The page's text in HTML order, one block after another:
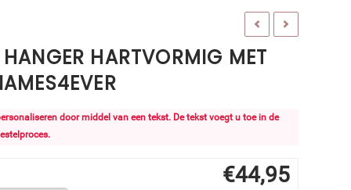
HARTVORMIG MET
door middel van een tekst. De tekst voegt u toe in de
€44,95